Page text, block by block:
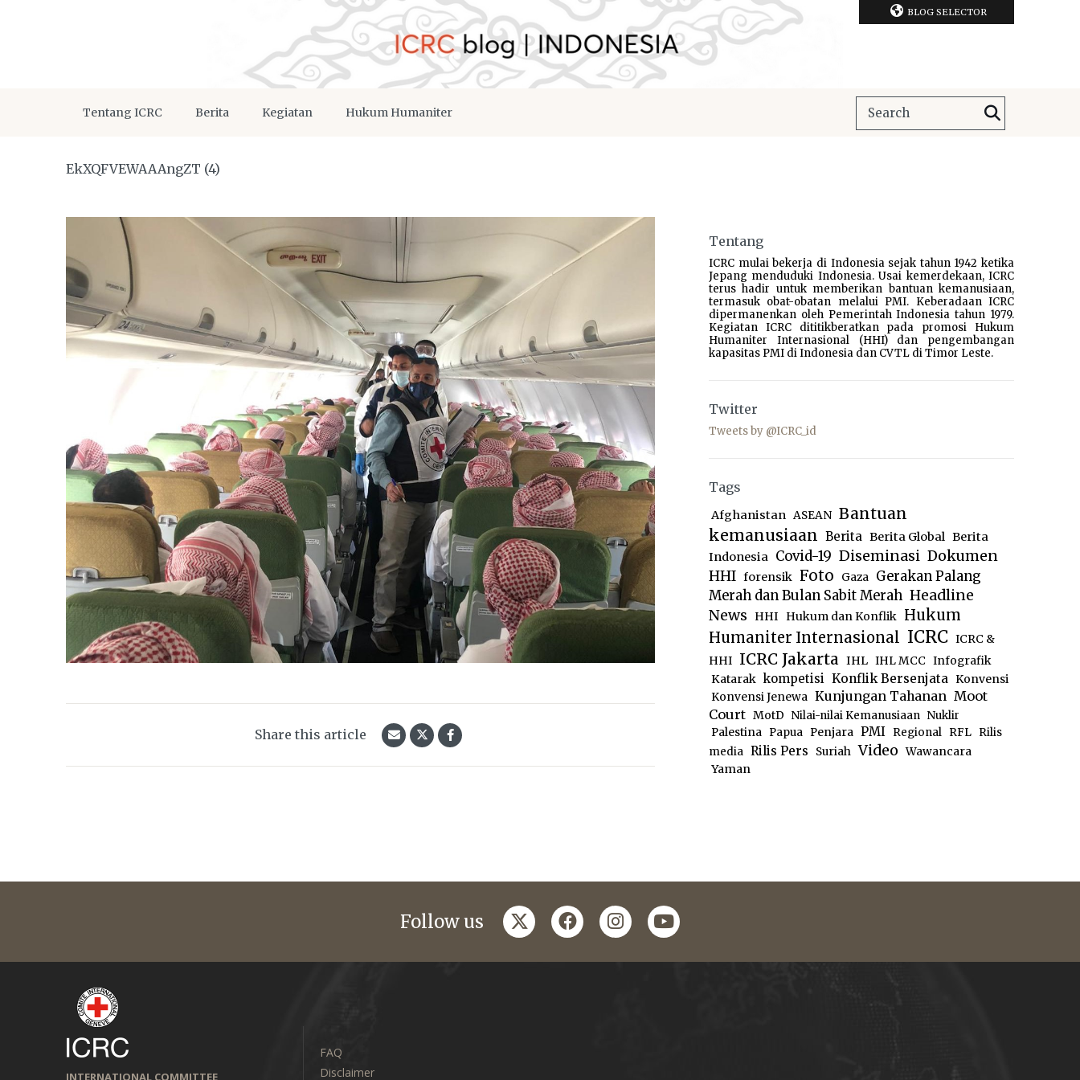
BLOG SELECTOR
Tentang ICRC Berita Kegiatan Hukum Humaniter
EkXQFVEWAAAngZT (4)
Share this article
Tentang
ICRC mulai bekerja di Indonesia sejak tahun 1942 ketika
Jepang menduduki Indonesia. Usai kemerdekaan, ICRC
terus hadir untuk memberikan bantuan kemanusiaan,
termasuk obat-obatan melalui PMI. Keberadaan ICRC
dipermanenkan oleh Pemerintah Indonesia tahun 1979.
Kegiatan ICRC dititikberatkan pada promosi Hukum
Humaniter Internasional (HHI) dan pengembangan
kapasitas PMI di Indonesia dan CVTL di Timor Leste.
Twitter
Tweets by @ICRC_id
Tags
Afghanistan ASEAN Bantuan
kemanusiaan Berita Berita Global Berita
Indonesia Covid-19 Diseminasi Dokumen
HHI forensik Foto Gaza Gerakan Palang
Merah dan Bulan Sabit Merah Headline
News
HHI Hukum dan Konflik Hukum
Humaniter Internasional ICRC ICRC &
HHI ICRC Jakarta IHL IHL MCC Infografik
Katarak kompetisi Konflik Bersenjata Konvensi
Konvensi Jenewa Kunjungan Tahanan Moot
Court MotD Nilai-nilai Kemanusiaan Nuklir
Palestina
Papua Penjara PMI Regional RFL
Rilis
media Rilis Pers Suriah Video Wawancara
Yaman
Follow us twitterfacebookinstagram
youtube
INTERNATIONAL COMMITTEE
FAQ
Disclaimer